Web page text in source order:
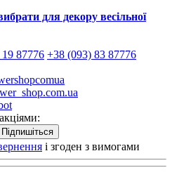
для декору весільної
87776 +38 (093) 83 87776
Підпишіться
і згоден з вимогами